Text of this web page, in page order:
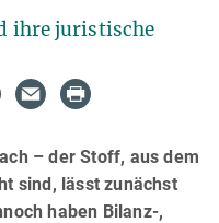
ihre juristische
– der Stoff, aus dem
sind, lässt zunächst
haben Bilanz-,